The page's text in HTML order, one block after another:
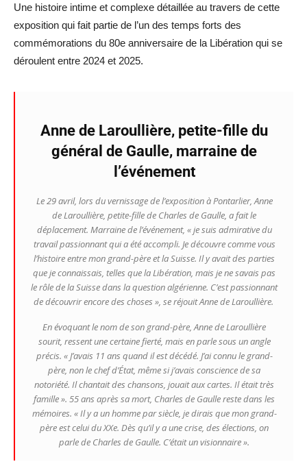
Une histoire intime et complexe détaillée au travers de cette
exposition qui fait partie de l’un des temps forts des
commémorations du 80e anniversaire de la Libération qui se
déroulent entre 2024 et 2025.
Anne de Laroullière, petite-fille du
général de Gaulle, marraine de
l’événement
Le 29 avril, lors du vernissage de l’exposition à Pontarlier, Anne
de Laroullière, petite-fille de Charles de Gaulle, a fait le
déplacement. Marraine de l’événement, « je suis admirative du
travail passionnant qui a été accompli. Je découvre comme vous
l’histoire entre mon grand-père et la Suisse. Il y avait des parties
que je connaissais, telles que la Libération, mais je ne savais pas
le rôle de la Suisse dans la question algérienne. C’est passionnant
de découvrir encore des choses », se réjouit Anne de Laroullière.
En évoquant le nom de son grand-père, Anne de Laroullière
sourit, ressent une certaine fierté, mais en parle sous un angle
précis. « J’avais 11 ans quand il est décédé. J’ai connu le grand-
père, non le chef d’État, même si j’avais conscience de sa
notoriété. Il chantait des chansons, jouait aux cartes. Il était très
famille ». 55 ans après sa mort, Charles de Gaulle reste dans les
mémoires. « Il y a un homme par siècle, je dirais que mon grand-
père est celui du XXe. Dès qu’il y a une crise, des élections, on
parle de Charles de Gaulle. C’était un visionnaire ».